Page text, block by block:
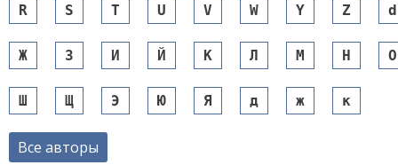
R S T U V W Y Z d
Ж З И Й К Л М Н О
Ш Щ Э Ю Я д ж к
Все авторы